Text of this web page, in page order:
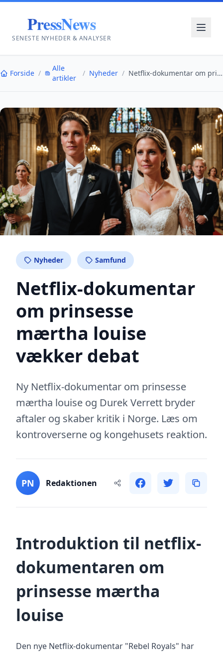
PressNews
SENESTE NYHEDER & ANALYSER
Forside /
Alle
artikler
/ Nyheder / Netflix-dokumentar om prinsesse mærtha louise vækk...
Nyheder Samfund
Netflix-dokumentar
om prinsesse
mærtha louise
vækker debat
Ny Netflix-dokumentar om prinsesse
mærtha louise og Durek Verrett bryder
aftaler og skaber kritik i Norge. Læs om
kontroverserne og kongehusets reaktion.
PN Redaktionen
Introduktion til netflix-
dokumentaren om
prinsesse mærtha
louise
Den nye Netflix-dokumentar "Rebel Royals" har